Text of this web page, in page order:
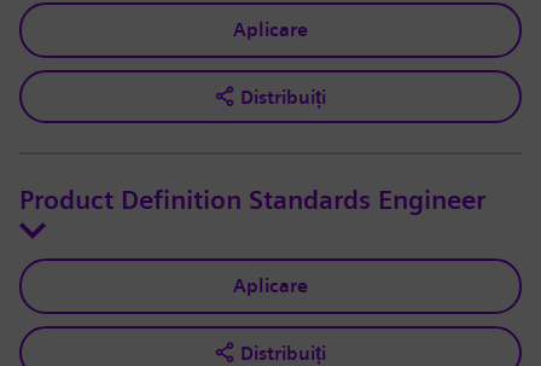
Aplicare
Distribuiți
Product Definition Standards Engineer
Aplicare
Distribuiți